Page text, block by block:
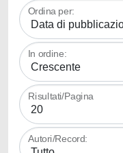
Ordina per:
In ordine:
Risultati/Pagina
Autori/Record: